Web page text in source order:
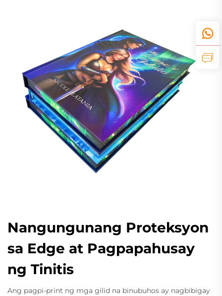
Nangungunang Proteksyon
sa Edge at Pagpapahusay
ng Tinitis
Ang pagpi-print ng mga gilid na binubuhos ay nagbibigay